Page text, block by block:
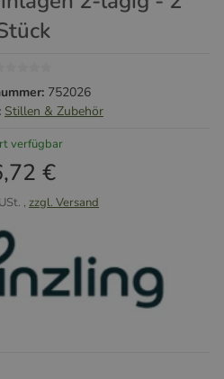
752026
Stillen & Zubehör
verfügbar
€
, zzgl. Versand